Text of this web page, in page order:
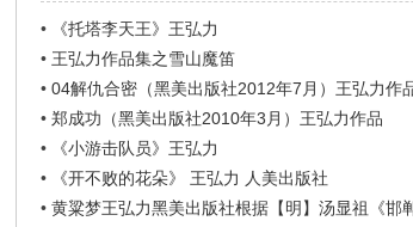
• 《托塔李天王》王弘力
• 王弘力作品集之雪山魔笛
•04解仇合密（黑美出版社2012年7月）王弘力作
•郑成功（黑美出版社2010年3月）王弘力作品
•
《小游击队员》王弘力
•
《开不败的花朵》 王弘力 人美出版社
•黄粱梦王弘力黑美出版社根据【明】汤显祖《邯